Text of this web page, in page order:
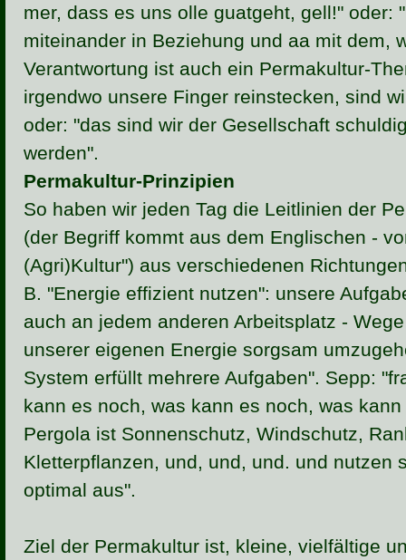
mer, dass es uns olle guatgeht, gell!" oder:
miteinander in Beziehung und aa mit dem,
Verantwortung ist auch ein Permakultur-
irgendwo unsere Finger reinstecken, sind
oder: "das sind wir der Gesellschaft
werden".
Permakultur-Prinzipien
So haben wir jeden Tag die Leitlinien der
(der Begriff kommt aus dem Englischen -
(Agri)Kultur") aus verschiedenen
B. "Energie effizient nutzen": unsere
auch an jedem anderen Arbeitsplatz -
unserer eigenen Energie sorgsam
System erfüllt mehrere Aufgaben". Sepp:
kann es noch, was kann es noch, was kann
Pergola ist Sonnenschutz, Windschutz,
Kletterpflanzen, und, und, und. und nutzen
optimal aus".
Ziel der Permakultur ist, kleine, vielfältige